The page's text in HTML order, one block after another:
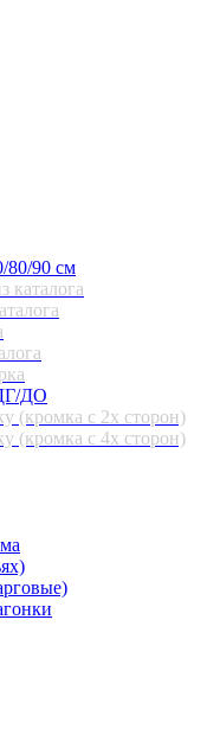
80/90 см
каталога
ДО
(кромка с 2х сторон)
(кромка с 4х сторон)